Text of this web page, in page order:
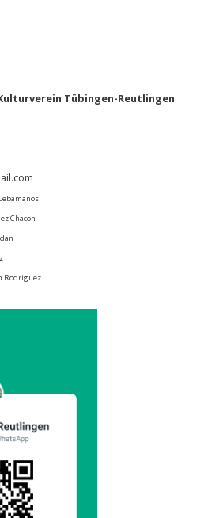
Tübingen-Reutlingen
Chacon
Rodriguez